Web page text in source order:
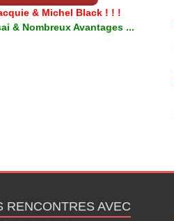
& Michel Black ! ! !
& Nombreux Avantages ...
RENCONTRES AVEC